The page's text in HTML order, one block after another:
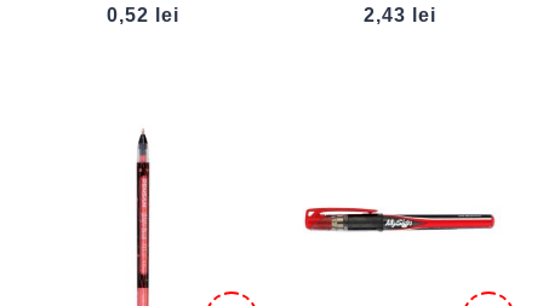
0,52
lei
2,43
lei